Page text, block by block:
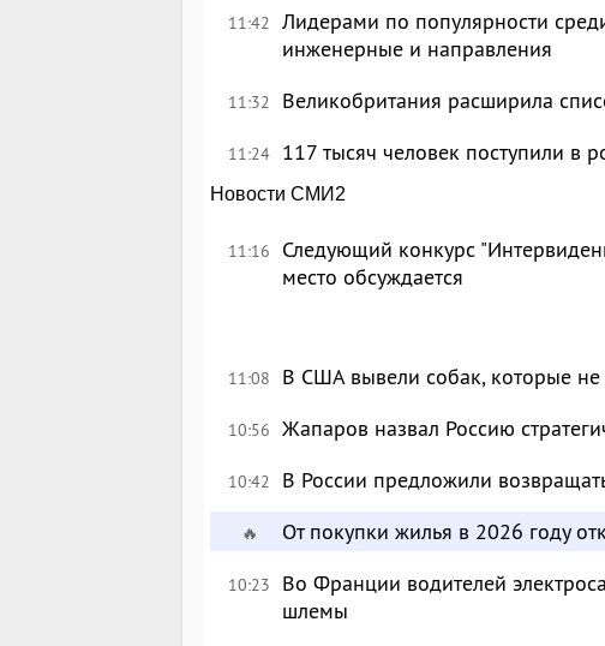
11:42 Лидерами по популярности
инженерные и направления
11:32 Великобритания расширила
11:24 117 тысяч человек поступили в
Новости СМИ2
11:16
Следующий конкурс
место обсуждается
11:08 В США вывели собак, которые
10:56 Жапаров назвал Россию
10:42 В России предложили
🔥 От покупки жилья в 2026 году
10:23
Во Франции водителей
шлемы